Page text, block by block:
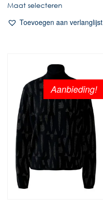
Maat selecteren
Toevoegen aan verlanglijst
Aanbieding!